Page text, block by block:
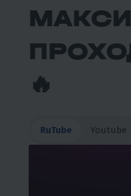
🔥
RuTube Youtube